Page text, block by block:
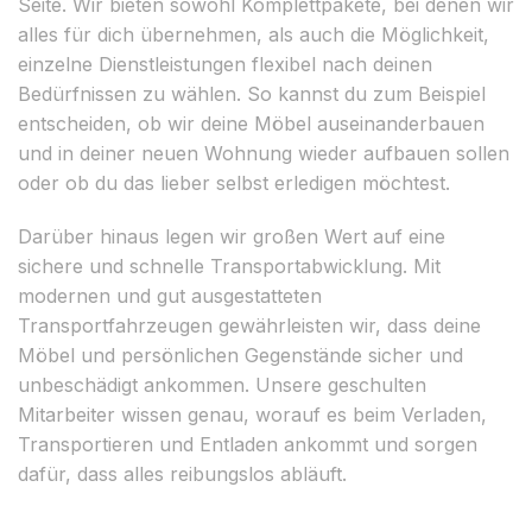
alles für dich übernehmen, als auch die Möglichkeit,
einzelne Dienstleistungen flexibel nach deinen
Bedürfnissen zu wählen. So kannst du zum Beispiel
entscheiden, ob wir deine Möbel auseinanderbauen
und in deiner neuen Wohnung wieder aufbauen sollen
oder ob du das lieber selbst erledigen möchtest.
Darüber hinaus legen wir großen Wert auf eine
sichere und schnelle Transportabwicklung. Mit
modernen und gut ausgestatteten
Transportfahrzeugen gewährleisten wir, dass deine
Möbel und persönlichen Gegenstände sicher und
unbeschädigt ankommen. Unsere geschulten
Mitarbeiter wissen genau, worauf es beim Verladen,
Transportieren und Entladen ankommt und sorgen
dafür, dass alles reibungslos abläuft.